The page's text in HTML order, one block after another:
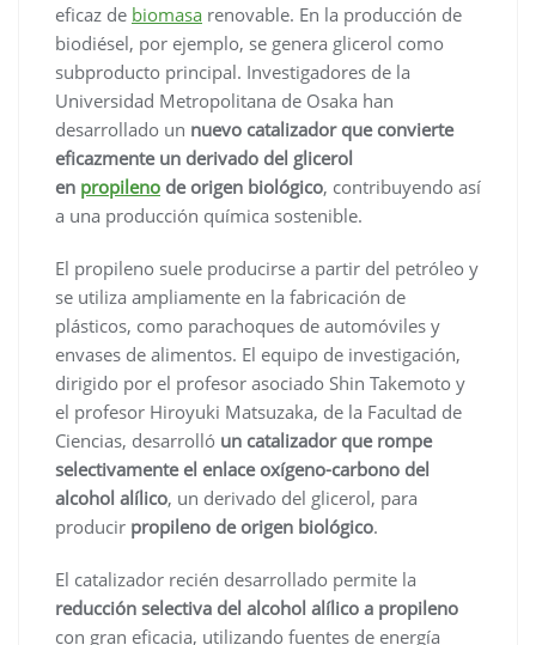
eficaz de biomasa renovable. En la producción de
biodiésel, por ejemplo, se genera glicerol como
subproducto principal. Investigadores de la
Universidad Metropolitana de Osaka han
desarrollado un nuevo catalizador que convierte
eficazmente un derivado del glicerol
en propileno de origen biológico, contribuyendo así
a una producción química sostenible.
El propileno suele producirse a partir del petróleo y
se utiliza ampliamente en la fabricación de
plásticos, como parachoques de automóviles y
envases de alimentos. El equipo de investigación,
dirigido por el profesor asociado Shin Takemoto y
el profesor Hiroyuki Matsuzaka, de la Facultad de
Ciencias, desarrolló un catalizador que rompe
selectivamente el enlace oxígeno-carbono del
alcohol alílico, un derivado del glicerol, para
producir propileno de origen biológico.
El catalizador recién desarrollado permite la
reducción selectiva del alcohol alílico a propileno
con gran eficacia, utilizando fuentes de energía